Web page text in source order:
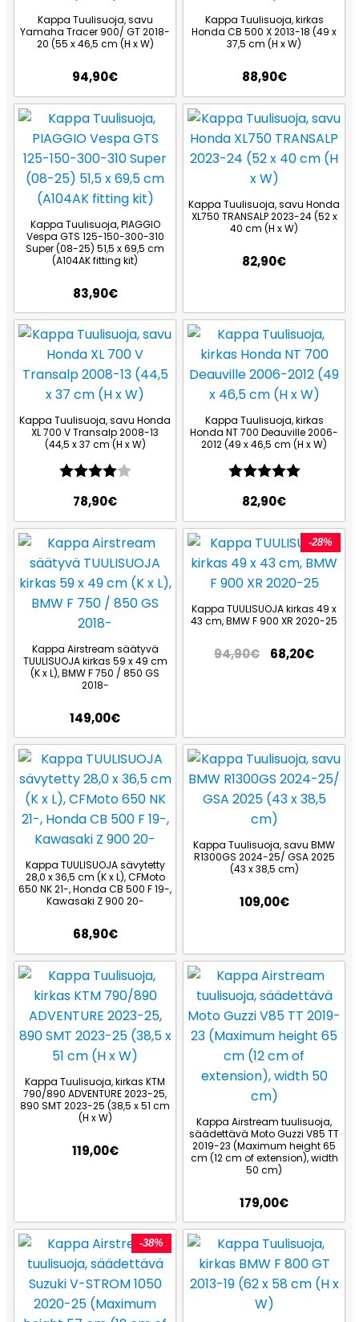
Kappa Tuulisuoja, savu
Yamaha Tracer 900/ GT 2018-
20 (55 x 46,5 cm (H x W)
94,90€
Kappa Tuulisuoja, kirkas
Honda CB 500 X 2013-18 (49 x
37,5 cm (H x W)
88,90€
Kappa Tuulisuoja, PIAGGIO
Vespa GTS 125-150-300-310
Super (08-25) 51,5 x 69,5 cm
(A104AK fitting kit)
83,90€
Kappa Tuulisuoja, savu Honda
XL750 TRANSALP 2023-24 (52 x
40 cm (H x W)
82,90€
Kappa Tuulisuoja, savu Honda
XL 700 V Transalp 2008-13
(44,5 x 37 cm (H x W)
Arvio: 4.0 5:sta tähdestä
78,90€
Kappa Tuulisuoja, kirkas
Honda NT 700 Deauville 2006-
2012 (49 x 46,5 cm (H x W)
Arvio: 5.0 5:sta
82,90€
Kappa Airstream säätyvä
TUULISUOJA kirkas 59 x 49 cm
(K x L), BMW F 750 / 850 GS
2018-
149,00€
-28%
Kappa TUULISUOJA kirkas 49 x
43 cm, BMW F 900 XR 2020-25
94,90€ 68,20€
Kappa TUULISUOJA sävytetty
28,0 x 36,5 cm (K x L), CFMoto
650 NK 21-, Honda CB 500 F 19-,
Kawasaki Z 900 20-
68,90€
Kappa Tuulisuoja, savu BMW
R1300GS 2024-25/ GSA 2025
(43 x 38,5 cm)
109,00€
Kappa Tuulisuoja, kirkas KTM
790/890 ADVENTURE 2023-25,
890 SMT 2023-25 (38,5 x 51 cm
(H x W)
119,00€
Kappa Airstream tuulisuoja,
säädettävä Moto Guzzi V85 TT
2019-23 (Maximum height 65
cm (12 cm of extension), width
50 cm)
179,00€
-38%